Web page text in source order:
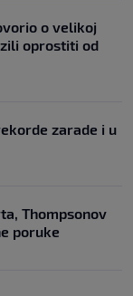
o velikoj
oprostiti od
zarade i u
Thompsonov
poruke